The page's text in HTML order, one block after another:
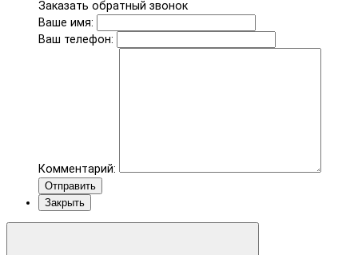
Заказать обратный звонок
Ваше имя:
Ваш телефон:
Комментарий:
Отправить
Закрыть